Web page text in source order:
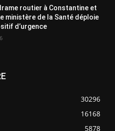
routier à Constantine et
ministère de la Santé déploie
d’urgence
30296
16168
5878